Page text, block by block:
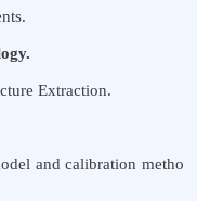
.
Extraction.
and calibration metho